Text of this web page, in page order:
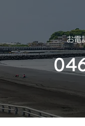
お電